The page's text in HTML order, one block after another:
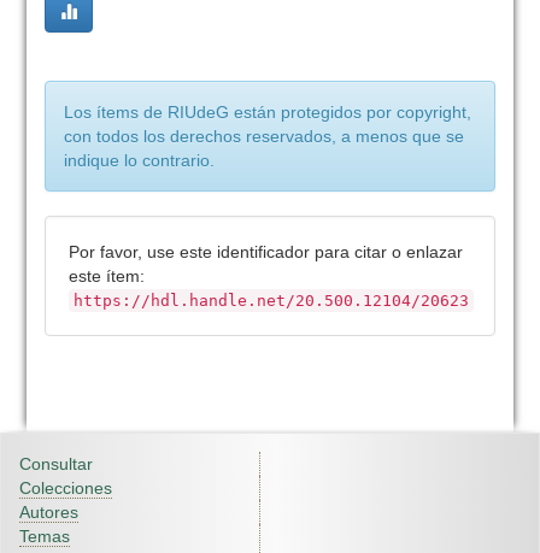
Los ítems de RIUdeG están protegidos por copyright,
con todos los derechos reservados, a menos que se
indique lo contrario.
Por favor, use este identificador para citar o enlazar
este ítem:
https://hdl.handle.net/20.500.12104/20623
Consultar
Colecciones
Autores
Temas